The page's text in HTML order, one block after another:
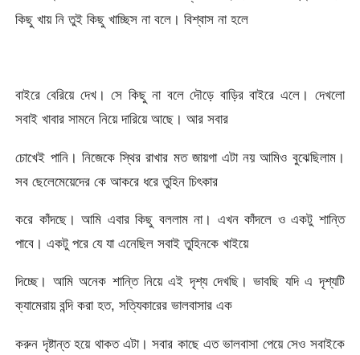
কিছু খায় নি তুই কিছু খাচ্ছিস না বলে। বিশ্বাস না হলে
বাইরে বেরিয়ে দেখ। সে কিছু না বলে দৌড়ে বাড়ির বাইরে এলে। দেখলো
সবাই খাবার সামনে নিয়ে দারিয়ে আছে। আর সবার
চোখেই পানি। নিজেকে স্থির রাখার মত জায়গা এটা নয় আমিও বুঝেছিলাম।
সব ছেলেমেয়েদের কে আকরে ধরে তুহিন চিৎকার
করে কাঁদছে। আমি এবার কিছু বললাম না। এখন কাঁদলে ও একটু শান্তি
পাবে। একটু পরে যে যা এনেছিল সবাই তুহিনকে খাইয়ে
দিচ্ছে। আমি অনেক শান্তি নিয়ে এই দৃশ্য দেখছি। ভাবছি যদি এ দৃশ্যটি
ক্যামেরায় বন্দি করা হত, সত্যিকারের ভালবাসার এক
করুন দৃষ্টান্ত হয়ে থাকত এটা। সবার কাছে এত ভালবাসা পেয়ে সেও সবাইকে